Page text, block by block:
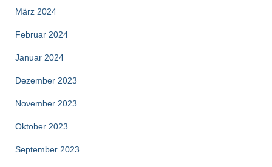
März 2024
Februar 2024
Januar 2024
Dezember 2023
November 2023
Oktober 2023
September 2023